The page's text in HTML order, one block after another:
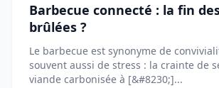
Barbecue connecté : la fin
brûlées ?
Le barbecue est synonyme de
souvent aussi de stress : la crainte de
viande carbonisée à [&#8230;]...